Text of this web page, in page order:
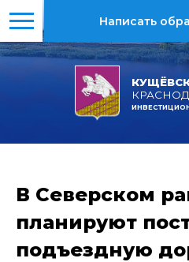
Написать
В Северском
планируют
подъездную